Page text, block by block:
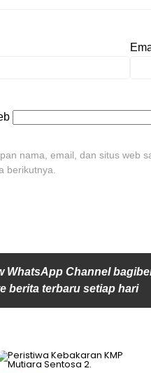
nama, email, dan situs web
berikutnya.
WhatsApp Channel
berita terbaru setiap hari